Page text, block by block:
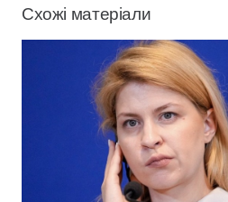
Схожі матеріали